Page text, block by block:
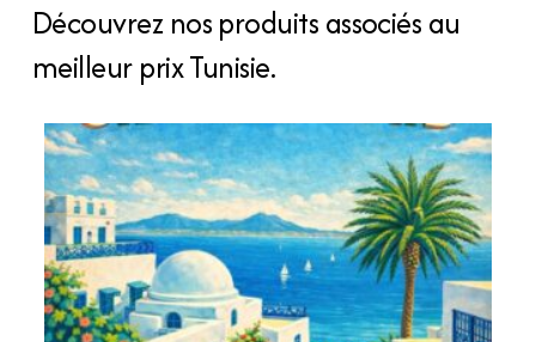
Découvrez nos produits associés au
meilleur prix Tunisie.